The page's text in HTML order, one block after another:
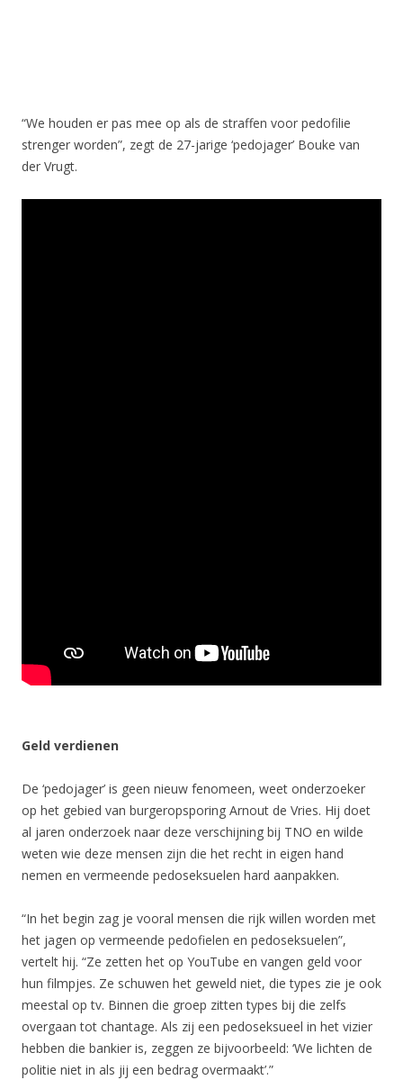
“We houden er pas mee op als de straffen voor pedofilie
strenger worden”, zegt de 27-jarige ‘pedojager’ Bouke van
der Vrugt.
Geld verdienen
De ‘pedojager’ is geen nieuw fenomeen, weet onderzoeker
op het gebied van burgeropsporing Arnout de Vries. Hij doet
al jaren onderzoek naar deze verschijning bij TNO en wilde
weten wie deze mensen zijn die het recht in eigen hand
nemen en vermeende pedoseksuelen hard aanpakken.
“In het begin zag je vooral mensen die rijk willen worden met
het jagen op vermeende pedofielen en pedoseksuelen”,
vertelt hij. “Ze zetten het op YouTube en vangen geld voor
hun filmpjes. Ze schuwen het geweld niet, die types zie je ook
meestal op tv. Binnen die groep zitten types bij die zelfs
overgaan tot chantage. Als zij een pedoseksueel in het vizier
hebben die bankier is, zeggen ze bijvoorbeeld: ‘We lichten de
politie niet in als jij een bedrag overmaakt’.”